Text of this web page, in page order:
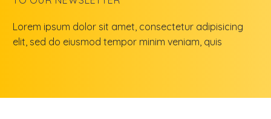
Lorem ipsum dolor sit amet, consectetur adipisicing
elit, sed do eiusmod tempor minim veniam, quis